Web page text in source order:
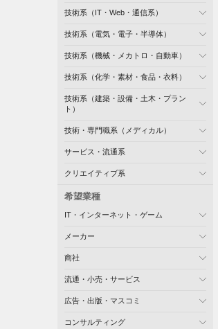
技術系（IT・Web・通信系）
技術系（電気・電子・半導体）
技術系（機械・メカトロ・自動車）
技術系（化学・素材・食品・衣料）
技術系（建築・設備・土木・プラン
ト）
技術・専門職系（メディカル）
サービス・流通系
クリエイティブ系
希望業種
IT・インターネット・ゲーム
メーカー
商社
流通・小売・サービス
広告・出版・マスコミ
コンサルティング